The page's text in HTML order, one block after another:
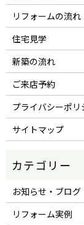
リフォームの流れ
住宅見学
新築の流れ
ご来店予約
プライバシーポリ
サイトマップ
お知らせ・ブログ
リフォーム実例